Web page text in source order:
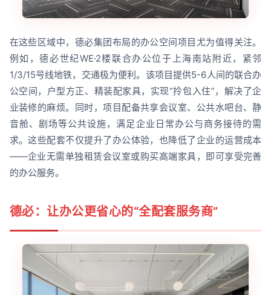
在这些区域中，德必集团布局的办公空间项目尤为值得关注。
例如，德必世纪WE·2楼联合办公位于上海南站附近，紧邻
1/3/15号线地铁，交通极为便利。该项目提供5-6人间的联合办
公空间，户型方正、精装配家具，实现“拎包入住”，解决了企
业装修的麻烦。同时，项目配备共享会议室、公共水吧台、静
音舱、剧场等公共设施，满足企业日常办公与商务接待的需
求。这些配套不仅提升了办公体验，也降低了企业的运营成本
——企业无需单独租赁会议室或购买高端家具，即可享受完善
的办公服务。
德必：让办公更省心的“全配套服务商”